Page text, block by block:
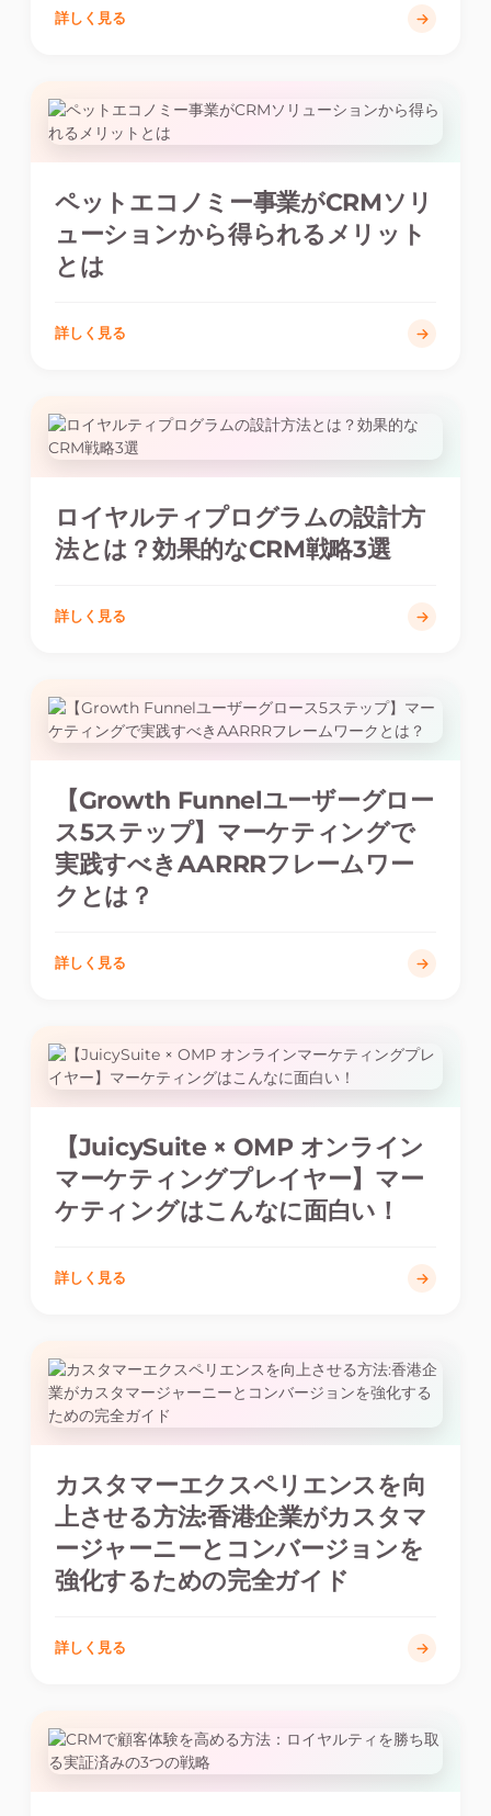
詳しく見る
ペットエコノミー事業がCRMソリ
ューションから得られるメリット
とは
詳しく見る
ロイヤルティプログラムの設計方
法とは？効果的なCRM戦略3選
詳しく見る
【Growth Funnelユーザーグロー
ス5ステップ】マーケティングで
実践すべきAARRRフレームワー
クとは？
詳しく見る
【JuicySuite × OMP オンライン
マーケティングプレイヤー】マー
ケティングはこんなに面白い！
詳しく見る
カスタマーエクスペリエンスを向
上させる方法:香港企業がカスタマ
ージャーニーとコンバージョンを
強化するための完全ガイド
詳しく見る